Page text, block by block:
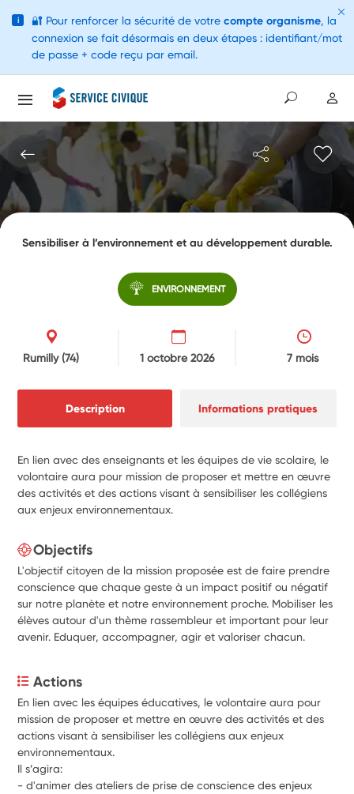
Sensibiliser à l’environnement et au développement durable.
ENVIRONNEMENT
Rumilly(74) 1 octobre 2026 7 mois
Description Informations pratiques
En lien avec des enseignants et les équipes de vie scolaire, le
volontaire aura pour mission de proposer et mettre en œuvre
des activités et des actions visant à sensibiliser les collégiens
aux enjeux environnementaux.
Objectifs
L'objectif citoyen de la mission proposée est de faire prendre
conscience que chaque geste à un impact positif ou négatif
sur notre planète et notre environnement proche. Mobiliser les
élèves autour d'un thème rassembleur et important pour leur
avenir. Eduquer, accompagner, agir et valoriser chacun.
Actions
En lien avec les équipes éducatives, le volontaire aura pour
mission de proposer et mettre en œuvre des activités et des
actions visant à sensibiliser les collégiens aux enjeux
environnementaux.
Il s’agira:
- d'animer des ateliers de prise de conscience des enjeux
i 🔐 Pour renforcer la sécurité de votre compte organisme, la
connexion se fait désormais en deux étapes : identifiant/mot
de passe + code reçu par email.